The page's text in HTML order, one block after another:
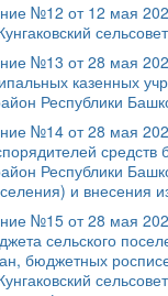
№12 от 12 мая
№13 от 28 мая
казенных
Республики
№14 от 28 мая
средств
Республики
и внесения
№15 от 28 мая
сельского
бюджетных